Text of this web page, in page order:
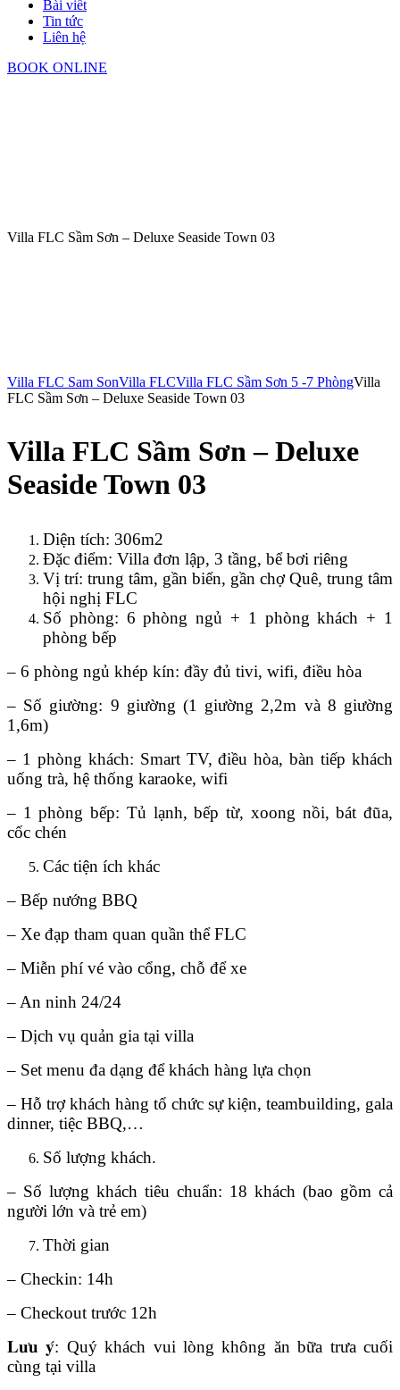
Bài viết
Tin tức
Liên hệ
BOOK ONLINE
Villa FLC Sầm Sơn – Deluxe Seaside Town 03
Villa FLC Sam SonVilla FLCVilla FLC Sầm Sơn 5 -7 PhòngVilla
FLC Sầm Sơn – Deluxe Seaside Town 03
Villa FLC Sầm Sơn – Deluxe
Seaside Town 03
Diện tích: 306m2
Đặc điểm: Villa đơn lập, 3 tầng, bể bơi riêng
Vị trí: trung tâm, gần biển, gần chợ Quê, trung tâm
hội nghị FLC
Số phòng: 6 phòng ngủ + 1 phòng khách + 1
phòng bếp
– 6 phòng ngủ khép kín: đầy đủ tivi, wifi, điều hòa
– Số giường: 9 giường (1 giường 2,2m và 8 giường
1,6m)
– 1 phòng khách: Smart TV, điều hòa, bàn tiếp khách
uống trà, hệ thống karaoke, wifi
– 1 phòng bếp: Tủ lạnh, bếp từ, xoong nồi, bát đũa,
cốc chén
Các tiện ích khác
– Bếp nướng BBQ
– Xe đạp tham quan quần thể FLC
– Miễn phí vé vào cổng, chỗ để xe
– An ninh 24/24
– Dịch vụ quản gia tại villa
– Set menu đa dạng để khách hàng lựa chọn
– Hỗ trợ khách hàng tổ chức sự kiện, teambuilding, gala
dinner, tiệc BBQ,…
Số lượng khách.
– Số lượng khách tiêu chuẩn: 18 khách (bao gồm cả
người lớn và trẻ em)
Thời gian
– Checkin: 14h
– Checkout trước 12h
𝐋𝐮̛𝐮 𝐲́: Quý khách vui lòng không ăn bữa trưa cuối
cùng tại villa